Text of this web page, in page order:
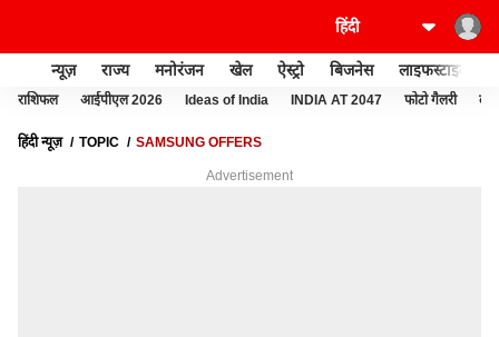
न्यूज़ राज्य मनोरंजन खेल ऐस्ट्रो बिजनेस लाइफस्टाइल
राशिफल आईपीएल 2026 Ideas of India INDIA AT 2047 फोटो गैलरी वेब
हिंदी न्यूज़ TOPIC SAMSUNG OFFERS
Advertisement